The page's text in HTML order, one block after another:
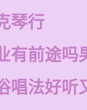
琴行
有前途吗
唱法好听